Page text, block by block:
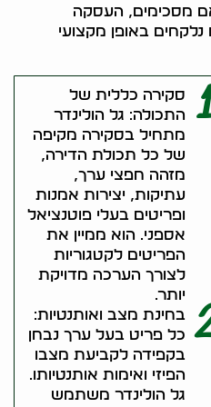
מסכימים, העסקה
באופן מקצועי
סקירה כללית של
התכולה: גל הולינדר
מתחיל בסקירה מקיפה
של כל תכולת הדירה,
מזהה חפצי ערך,
עתיקות, יצירות אמנות
ופריטים בעלי פוטנציאל
אספני. הוא ממיין את
הפריטים לקטגוריות
לצורך הערכה מדויקת
יותר.
בחינת מצב ואותנטיות:
כל פריט בעל ערך נבחן
בקפידה לקביעת מצבו
הפיזי ואימות אותנטיותו.
גל הולינדר משתמש